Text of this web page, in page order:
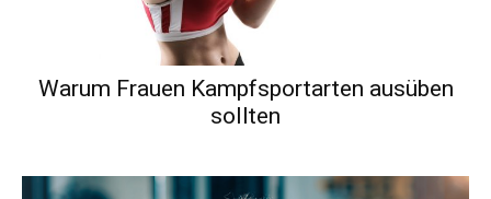
Warum Frauen Kampfsportarten ausüben
sollten